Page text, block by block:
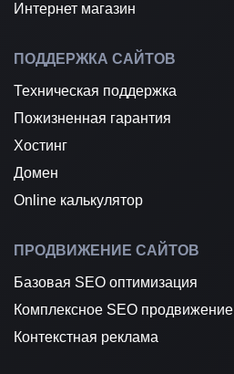
Интернет магазин
ПОДДЕРЖКА САЙТОВ
Техническая поддержка
Пожизненная гарантия
Хостинг
Домен
Online калькулятор
ПРОДВИЖЕНИЕ САЙТОВ
Базовая SEO оптимизация
Комплексное SEO продвижение
Контекстная реклама